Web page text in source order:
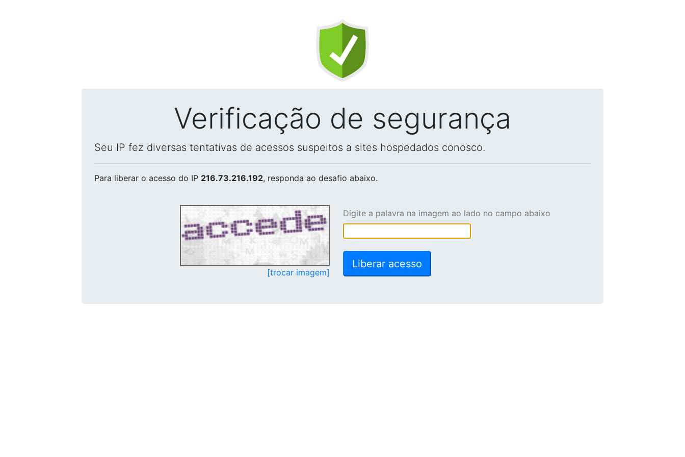
Verificação de segurança
Seu IP fez diversas tentativas de acessos suspeitos a sites hospedados conosco.
Para liberar o acesso do IP 216.73.216.192, responda ao desafio abaixo.
[trocar imagem]
Digite a palavra na imagem ao lado no campo abaixo